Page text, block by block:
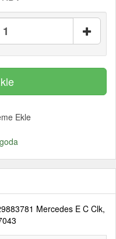
Ekle
Mercedes E C Clk,